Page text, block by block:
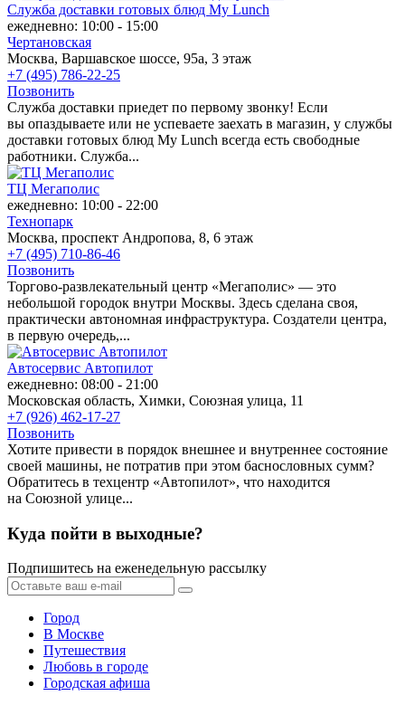
Служба доставки готовых блюд My Lunch
ежедневно: 10:00 - 15:00
Чертановская
Москва, Варшавское шоссе, 95а, 3 этаж
+7 (495) 786-22-25
Позвонить
Служба доставки приедет по первому звонку! Если
вы опаздываете или не успеваете заехать в магазин, у службы
доставки готовых блюд My Lunch всегда есть свободные
работники. Служба...
ТЦ Мегаполис
ежедневно: 10:00 - 22:00
Технопарк
Москва, проспект Андропова, 8, 6 этаж
+7 (495) 710-86-46
Позвонить
Торгово-развлекательный центр «Мегаполис» — это
небольшой городок внутри Москвы. Здесь сделана своя,
практически автономная инфраструктура. Создатели центра,
в первую очередь,...
Автосервис Автопилот
ежедневно: 08:00 - 21:00
Московская область, Химки, Союзная улица, 11
+7 (926) 462-17-27
Позвонить
Хотите привести в порядок внешнее и внутреннее состояние
своей машины, не потратив при этом баснословных сумм?
Обратитесь в техцентр «Автопилот», что находится
на Союзной улице...
Куда пойти в выходные?
Подпишитесь на еженедельную рассылку
Город
В Москве
Путешествия
Любовь в городе
Городская афиша